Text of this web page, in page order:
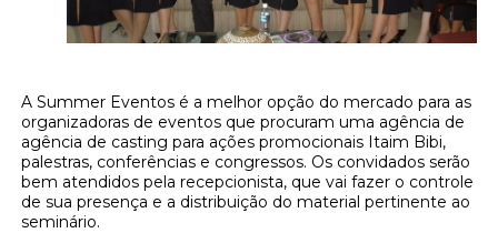
A Summer Eventos é a melhor opção do mercado para as
organizadoras de eventos que procuram uma agência de
agência de casting para ações promocionais Itaim Bibi,
palestras, conferências e congressos. Os convidados serão
bem atendidos pela recepcionista, que vai fazer o controle
de sua presença e a distribuição do material pertinente ao
seminário.